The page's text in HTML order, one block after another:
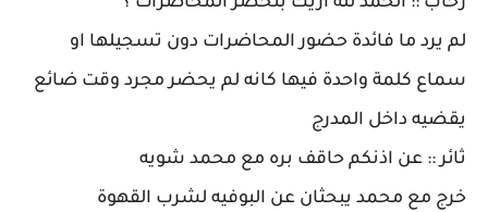
لم يرد ما فائدة حضور المحاضرات دون تسجيلها او
سماع كلمة واحدة فيها كانه لم يحضر مجرد وقت ضائع
يقضيه داخل المدرج
ثائر :: عن اذنكم حاقف بره مع محمد شويه
خرج مع محمد يبحثان عن البوفيه لشرب القهوة